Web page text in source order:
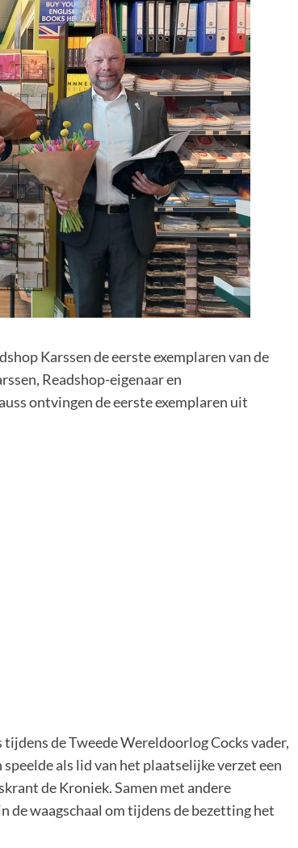
Karssen de eerste exemplaren van de
Readshop-eigenaar en
ontvingen de eerste exemplaren uit
de Tweede Wereldoorlog Cocks vader,
als lid van het plaatselijke verzet een
de Kroniek. Samen met andere
waagschaal om tijdens de bezetting het